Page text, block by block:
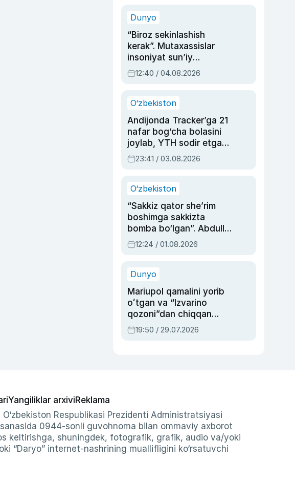
Dunyo
“Biroz sekinlashish
kerak”. Mutaxassislar
insoniyat sun’iy
intellektni boshqara
olmay qolishidan xavotir
12:40 / 04.08.2026
O‘zbekiston
Andijonda Tracker’ga 21
nafar bog‘cha bolasini
joylab, YTH sodir etgan
ayolga sud hukmi o‘qildi
23:41 / 03.08.2026
O‘zbekiston
“Sakkiz qator she’rim
boshimga sakkizta
bomba bo‘lgan”. Abdulla
Oripovni siyosiy
ayblovlardan asrab
12:24 / 01.08.2026
Dunyo
Mariupol qamalini yorib
oʻtgan va “Izvarino
qozoni”dan chiqqan
qahramon — Ukraina
armiyasi bosh
19:50 / 29.07.2026
Yangiliklar arxiviReklama
Respublikasi Prezidenti Administratsiyasi
0944-sonli guvohnoma bilan ommaviy axborot
keltirishga, shuningdek, fotografik, grafik, audio va/yoki
“Daryo” internet-nashrining muallifligini ko‘rsatuvchi